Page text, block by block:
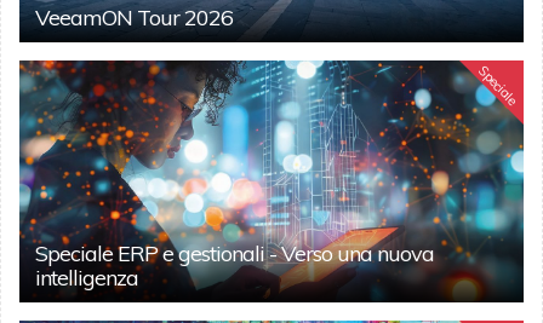
VeeamON Tour 2026
Speciale
Speciale ERP e gestionali - Verso una nuova
intelligenza